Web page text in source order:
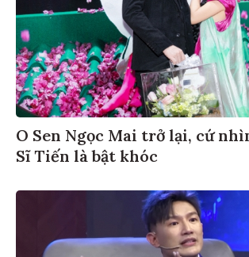
O Sen Ngọc Mai trở lại, cứ
Sĩ Tiến là bật khóc